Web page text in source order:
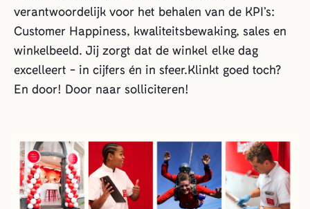
verantwoordelijk voor het behalen van de KPI’s:
Customer Happiness, kwaliteitsbewaking, sales en
winkelbeeld. Jij zorgt dat de winkel elke dag
excelleert - in cijfers én in sfeer.Klinkt goed toch?
En door! Door naar solliciteren!